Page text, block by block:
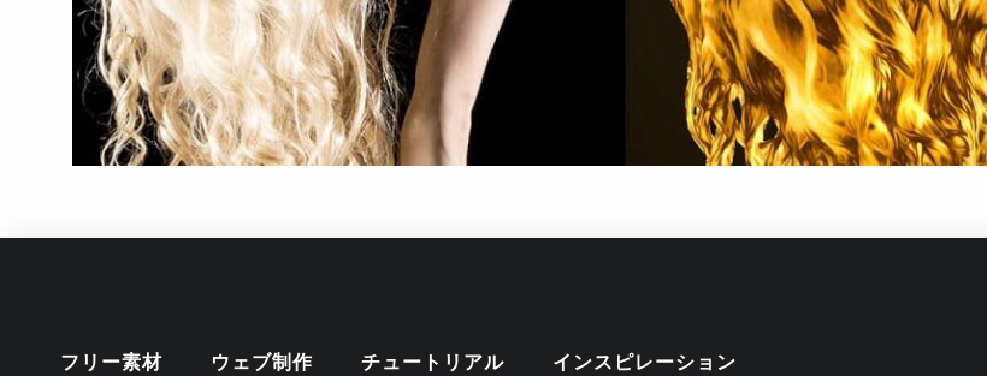
フリー素材 ウェブ制作 チュートリアル インスピレーション